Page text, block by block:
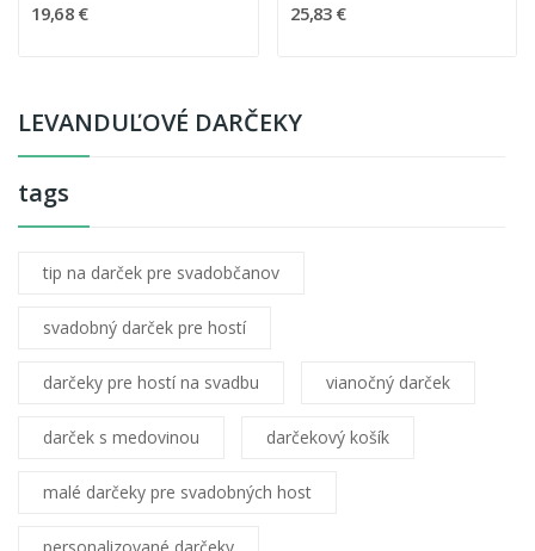
LEVANDUĽOVÉ DARČEKY
tags
tip na darček pre svadobčanov
svadobný darček pre hostí
darčeky pre hostí na svadbu vianočný darček
darček s medovinou darčekový košík
malé darčeky pre svadobných host
19,68 € 25,83 €